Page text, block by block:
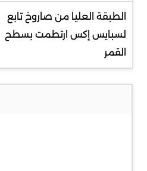
الطبقة العليا من صاروخ تابع
لسبايس إكس ارتطمت بسطح
القمر